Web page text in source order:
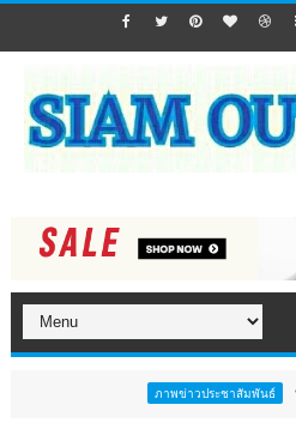
ภาพข่าวประชาสัมพันธ์ ททท. ชวนสัม